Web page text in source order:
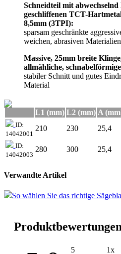
Schneidteil mit
geschliffenen TCT-
8,5mm (3TPI):
sparsam geschränkte
weichen, abrasiven Materialien
Massive, 25mm breite
allmähliche,
stabiler Schnitt und gutes
Material
L1 (mm) L2 (mm) A
ID:
14042001
210 230 25,4
ID:
14042003
280 300 25,4
Verwandte Artikel
So wählen Sie das richtige
5 1x